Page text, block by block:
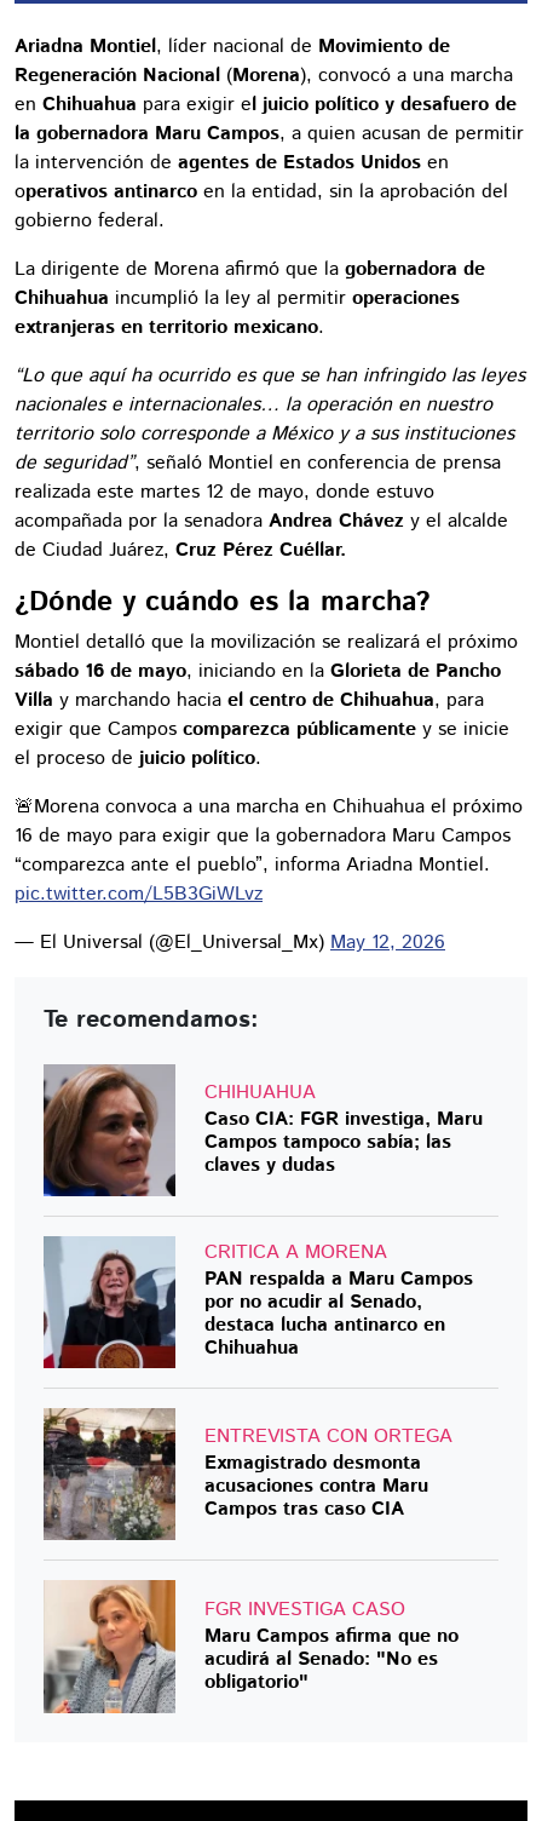
Ariadna Montiel, líder nacional de Movimiento de
Regeneración Nacional (Morena), convocó a una marcha
en Chihuahua para exigir el juicio político y desafuero de
la gobernadora Maru Campos, a quien acusan de permitir
la intervención de agentes de Estados Unidos en
operativos antinarco en la entidad, sin la aprobación del
gobierno federal.
La dirigente de Morena afirmó que la gobernadora de
Chihuahua incumplió la ley al permitir operaciones
extranjeras en territorio mexicano.
“Lo que aquí ha ocurrido es que se han infringido las leyes
nacionales e internacionales… la operación en nuestro
territorio solo corresponde a México y a sus instituciones
de seguridad”, señaló Montiel en conferencia de prensa
realizada este martes 12 de mayo, donde estuvo
acompañada por la senadora Andrea Chávez y el alcalde
de Ciudad Juárez, Cruz Pérez Cuéllar.
¿Dónde y cuándo es la marcha?
Montiel detalló que la movilización se realizará el próximo
sábado 16 de mayo, iniciando en la Glorieta de Pancho
Villa y marchando hacia el centro de Chihuahua, para
exigir que Campos comparezca públicamente y se inicie
el proceso de juicio político.
🚨Morena convoca a una marcha en Chihuahua el próximo
16 de mayo para exigir que la gobernadora Maru Campos
“comparezca ante el pueblo”, informa Ariadna Montiel.
pic.twitter.com/L5B3GiWLvz
— El Universal (@El_Universal_Mx) May 12, 2026
Te recomendamos:
CHIHUAHUA
Caso CIA: FGR investiga, Maru
Campos tampoco sabía; las
claves y dudas
CRITICA A MORENA
PAN respalda a Maru Campos
por no acudir al Senado,
destaca lucha antinarco en
Chihuahua
ENTREVISTA CON ORTEGA
Exmagistrado desmonta
acusaciones contra Maru
Campos tras caso CIA
FGR INVESTIGA CASO
Maru Campos afirma que no
acudirá al Senado: "No es
obligatorio"